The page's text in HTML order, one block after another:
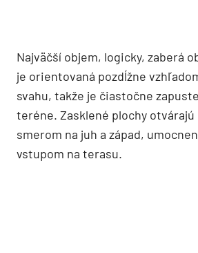
Najväčší objem, logicky, zaberá
je orientovaná pozdĺžne
svahu, takže je čiastočne
teréne. Zasklené plochy
smerom na juh a západ,
vstupom na terasu.